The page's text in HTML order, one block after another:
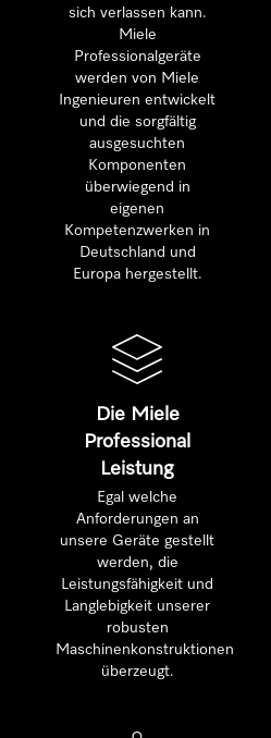
sich verlassen kann.
Miele
Professionalgeräte
werden von Miele
Ingenieuren entwickelt
und die sorgfältig
ausgesuchten
Komponenten
überwiegend in
eigenen
Kompetenzwerken in
Deutschland und
Europa hergestellt.
Die Miele
Professional
Leistung
Egal welche
Anforderungen an
unsere Geräte gestellt
werden, die
Leistungsfähigkeit und
Langlebigkeit unserer
robusten
Maschinenkonstruktionen
überzeugt.